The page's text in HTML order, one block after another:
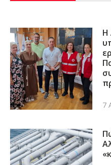
Η
7